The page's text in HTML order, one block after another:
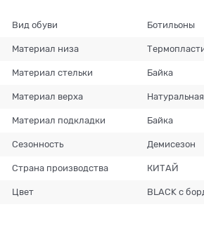
Вид обуви Ботильоны
Материал низа
Материал стельки Байка
Материал верха
Материал подкладки Байка
Сезонность Демисезон
Страна производства КИТАЙ
Цвет BLACK с